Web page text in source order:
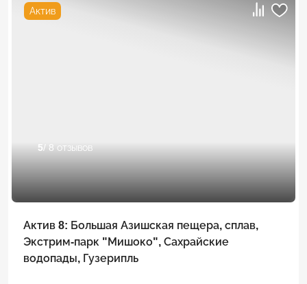
Актив
5/ 8 отзывов
Актив 8: Большая Азишская пещера, сплав,
Экстрим-парк "Мишоко", Сахрайские
водопады, Гузерипль